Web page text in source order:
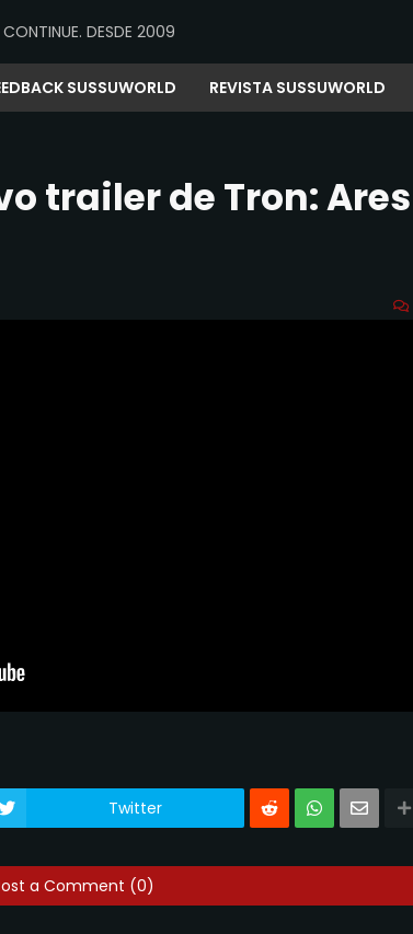
DESDE 2009
SUSSUWORLD REVISTA SUSSUWORLD
trailer de Tron: Ares
Twitter
a Comment (0)